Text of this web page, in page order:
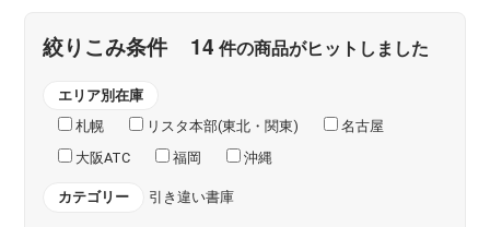
絞りこみ条件 14 件の商品がヒットしました
エリア別在庫
札幌
リスタ本部(東北・関東)
名古屋
大阪ATC
福岡 沖縄
カテゴリー 引き違い書庫